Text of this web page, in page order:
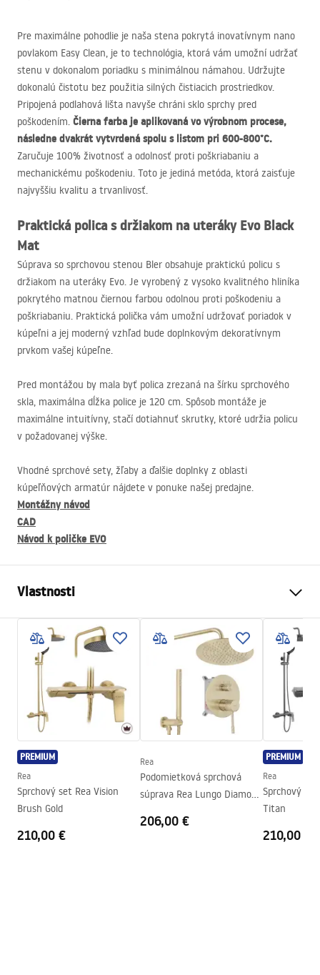
Pre maximálne pohodlie je naša stena pokrytá inovatívnym nano
povlakom Easy Clean, je to technológia, ktorá vám umožní udržať
stenu v dokonalom poriadku s minimálnou námahou. Udržujte
dokonalú čistotu bez použitia silných čistiacich prostriedkov.
Pripojená podlahová lišta navyše chráni sklo sprchy pred
poškodením. Čierna farba je aplikovaná vo výrobnom procese,
následne dvakrát vytvrdená spolu s listom pri 600-800°C.
Zaručuje 100% životnosť a odolnosť proti poškriabaniu a
mechanickému poškodeniu. Toto je jediná metóda, ktorá zaisťuje
najvyššiu kvalitu a trvanlivosť.
Praktická polica s držiakom na uteráky Evo Black
Mat
Súprava so sprchovou stenou Bler obsahuje praktickú policu s
držiakom na uteráky Evo. Je vyrobený z vysoko kvalitného hliníka
pokrytého matnou čiernou farbou odolnou proti poškodeniu a
poškriabaniu. Praktická polička vám umožní udržovať poriadok v
kúpeľni a jej moderný vzhľad bude doplnkovým dekoratívnym
prvkom vašej kúpeľne.
Pred montážou by mala byť polica zrezaná na šírku sprchového
skla, maximálna dĺžka police je 120 cm. Spôsob montáže je
maximálne intuitívny, stačí dotiahnuť skrutky, ktoré udržia policu
v požadovanej výške.
Vhodné sprchové sety, žľaby a ďalšie doplnky z oblasti
kúpeľňových armatúr nájdete v ponuke našej predajne.
Montážny návod
CAD
Návod k poličke EVO
Vlastnosti
Veľkosť (dvere x stena)
Farba
Vstúpiť
Farba skla
Transparent 8mm
Séria
Bler
Smer kabíny
Univerzálny
Záruka
PREMIUM
Rea
Sprchový set Rea Vision
Brush Gold
210,00 €
Rea
Podomietková sprchová
súprava Rea Lungo Diamond
206,00 €
PREMIUM
Rea
Sprchový set
Titan
210,00 €